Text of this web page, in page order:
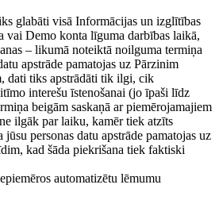
glabāti visā Informācijas un izglītības
vai Demo konta līguma darbības laikā,
– likumā noteiktā noilguma termiņa
apstrāde pamatojas uz Pārzinim
dati tiks apstrādāti tik ilgi, cik
interešu īstenošanai (jo īpaši līdz
beigām saskaņā ar piemērojamajiem
ilgāk par laiku, kamēr tiek atzīts
personas datu apstrāde pamatojas uz
kad šāda piekrišana tiek faktiski
automatizētu lēmumu